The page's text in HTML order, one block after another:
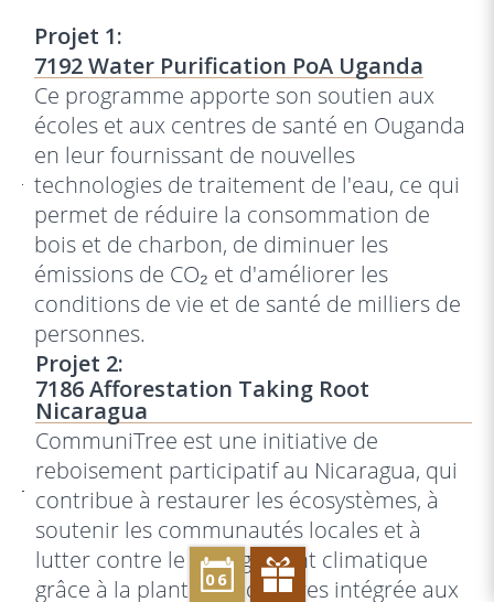
06
Projet 1:
7192 Water Purification PoA Uganda
Ce programme apporte son soutien aux
écoles et aux centres de santé en Ouganda
en leur fournissant de nouvelles
technologies de traitement de l'eau, ce qui
permet de réduire la consommation de
bois et de charbon, de diminuer les
émissions de CO₂ et d'améliorer les
conditions de vie et de santé de milliers de
personnes.
Projet 2:
7186 Afforestation Taking Root
Nicaragua
CommuniTree est une initiative de
reboisement participatif au Nicaragua, qui
contribue à restaurer les écosystèmes, à
soutenir les communautés locales et à
lutter contre le changement climatique
grâce à la plantation d'arbres intégrée aux